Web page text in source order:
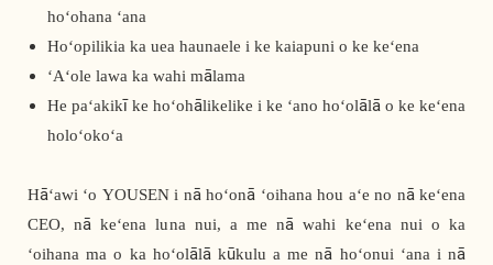
hoʻohana ʻana
Hoʻopilikia ka uea haunaele i ke kaiapuni o ke keʻena
ʻAʻole lawa ka wahi mālama
He paʻakikī ke hoʻohālikelike i ke ʻano hoʻolālā o ke keʻena
holoʻokoʻa
Hāʻawi ʻo YOUSEN i nā hoʻonā ʻoihana hou aʻe no nā keʻena
CEO, nā keʻena luna nui, a me nā wahi keʻena nui o ka
ʻoihana ma o ka hoʻolālā kūkulu a me nā hoʻonui ʻana i nā